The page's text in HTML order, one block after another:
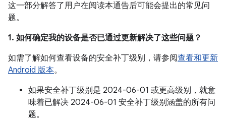
这一部分解答了用户在阅读本通告后可能会提出的常见问
题。
1. 如何确定我的设备是否已通过更新解决了这些问题？
如需了解如何查看设备的安全补丁级别，请参阅查看和更新
Android 版本。
如果安全补丁级别是 2024-06-01 或更高级别，就意
味着已解决 2024-06-01 安全补丁级别涵盖的所有问
题。